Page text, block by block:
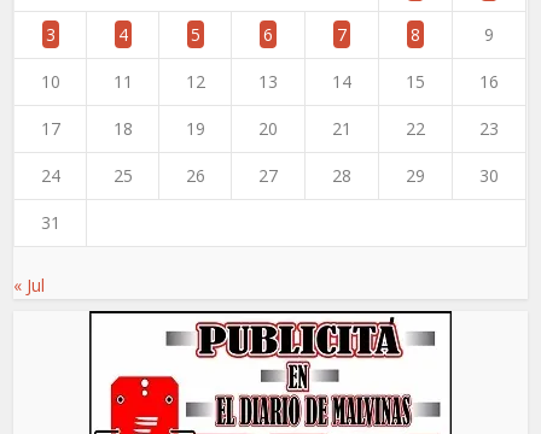
3 4 5 6 7 8 9
10 11 12 13 14 15 16
17 18 19 20 21 22 23
24 25 26 27 28 29 30
31
« Jul